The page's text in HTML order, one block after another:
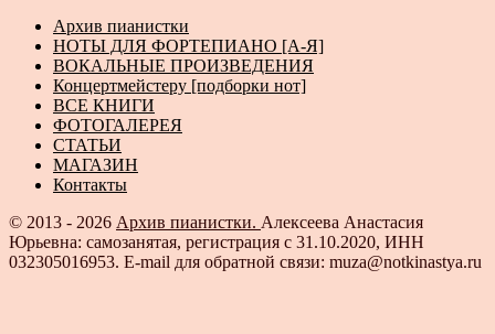
Архив пианистки
НОТЫ ДЛЯ ФОРТЕПИАНО [А-Я]
ВОКАЛЬНЫЕ ПРОИЗВЕДЕНИЯ
Концертмейстеру [подборки нот]
ВСЕ КНИГИ
ФОТОГАЛЕРЕЯ
СТАТЬИ
МАГАЗИН
Контакты
© 2013 - 2026 Архив пианистки. Алексеева Анастасия
Юрьевна: самозанятая, регистрация с 31.10.2020, ИНН
032305016953. E-mail для обратной связи: muza@notkinastya.ru